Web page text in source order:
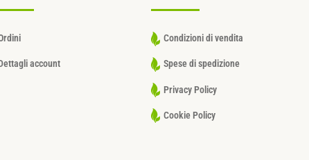
account
Condizioni di vendita
Spese di spedizione
Privacy Policy
Cookie Policy